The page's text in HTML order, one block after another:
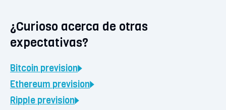
¿Curioso acerca de otras
expectativas?
Bitcoin prevision
Ethereum prevision
Ripple prevision